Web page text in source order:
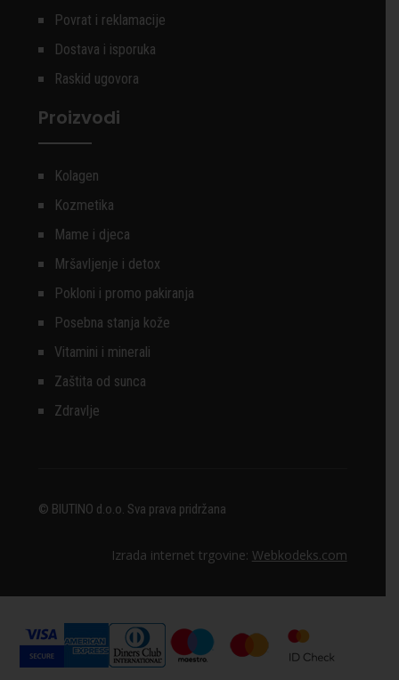
Povrat i reklamacije
Dostava i isporuka
Raskid ugovora
Proizvodi
Kolagen
Kozmetika
Mame i djeca
Mršavljenje i detox
Pokloni i promo pakiranja
Posebna stanja kože
Vitamini i minerali
Zaštita od sunca
Zdravlje
© BIUTINO d.o.o. Sva prava pridržana
Izrada internet trgovine: Webkodeks.com